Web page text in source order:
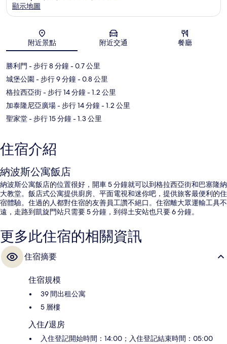
地圖
顯示地圖
附近景點 附近交通 餐廳
勝利門 - 步行 8 分鐘- 0.7 公里
城堡公園 - 步行 9 分鐘- 0.8 公里
格拉西亞街- 步行 14 分鐘- 1.2 公里
加泰隆尼亞廣場- 步行 14 分鐘- 1.2 公里
聖家堂- 步行 15 分鐘- 1.3 公里
住宿介紹
納波斯公寓飯店
納波斯公寓飯店的位置很好，開車 5 分鐘就可以到格拉西亞街和巴塞隆納
大教堂。飯店式公寓提供廚房、平面電視和迷你吧，提供旅客最便利的住
宿體驗。住過的人都對住宿的友善員工讚不絕口。住宿離大眾運輸工具不
遠，走路到凱旋門站只需要 5 分鐘，到得土安站也只要 6 分鐘。
更多此住宿的相關資訊
住宿摘要
住宿規模
39 間出租公寓
5 層樓
入住/退房
入住登記開始時間：14:00；入住登記結束時間：05:00